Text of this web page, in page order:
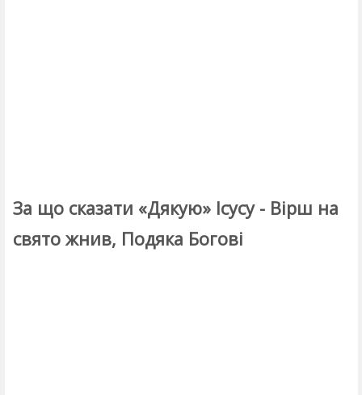
За що сказати «Дякую» Ісусу - Вірш на
свято жнив, Подяка Богові